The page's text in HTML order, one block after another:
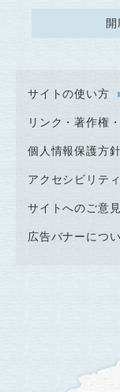
サイトの使い方
リンク・著作権
個人情報保護方針
アクセシビリテ
サイトへのご意
広告バナーにつ